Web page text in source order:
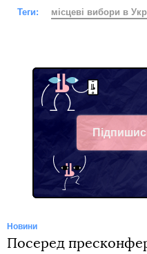
Теги: місцеві вибори в
Facebook
Новини
Посеред